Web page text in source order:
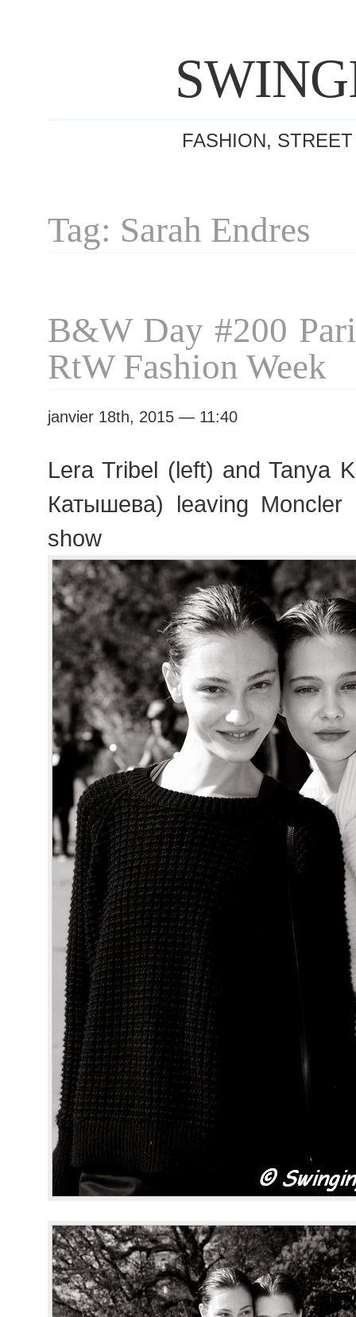
FASHION,
Tag: Sarah Endres
B&W Day #200
RtW Fashion Week
janvier 18th, 2015 — 11:40
Lera Tribel (left) and Tanya
Катышева) leaving Moncler
show